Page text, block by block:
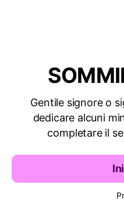
Gentile signore o
dedicare alcuni
completare il